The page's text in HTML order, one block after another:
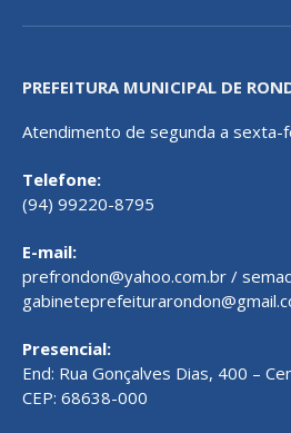
PREFEITURA MUNICIPAL DE
Atendimento de segunda a sexta-
Telefone:
(94) 99220-8795
E-mail:
prefrondon@yahoo.com.br /
Presencial:
End: Rua Gonçalves Dias, 400 –
CEP: 68638-000